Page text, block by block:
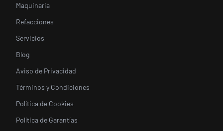
Maquinaria
Refacciones
Servicios
Blog
Aviso de Privacidad
Términos y Condiciones
Política de Cookies
Política de Garantías